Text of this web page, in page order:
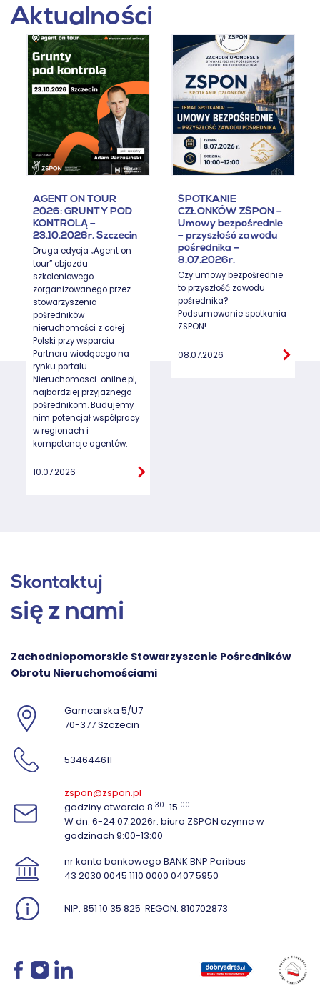
Aktualności
AGENT ON TOUR
2026: GRUNTY POD
KONTROLĄ –
23.10.2026r. Szczecin
Druga edycja „Agent on
tour” objazdu
szkoleniowego
zorganizowanego przez
stowarzyszenia
pośredników
nieruchomości z całej
Polski przy wsparciu
Partnera wiodącego na
rynku portalu
Nieruchomosci-onilne.pl,
najbardziej przyjaznego
pośrednikom. Budujemy
nim potencjał współpracy
w regionach i
kompetencje agentów.
10.07.2026
SPOTKANIE
CZŁONKÓW ZSPON –
Umowy bezpośrednie
– przyszłość zawodu
pośrednika –
8.07.2026r.
Czy umowy bezpośrednie
to przyszłość zawodu
pośrednika?
Podsumowanie spotkania
ZSPON!
08.07.2026
Skontaktuj
się z nami
Zachodniopomorskie Stowarzyszenie Pośredników
Obrotu Nieruchomościami
Garncarska 5/U7
70-377 Szczecin
534644611
zspon@zspon.pl
godziny otwarcia 8 30-15 00
W dn. 6-24.07.2026r. biuro ZSPON czynne w
godzinach 9:00-13:00
nr konta bankowego BANK BNP Paribas
43 2030 0045 1110 0000 0407 5950
NIP: 851 10 35 825 REGON: 810702873